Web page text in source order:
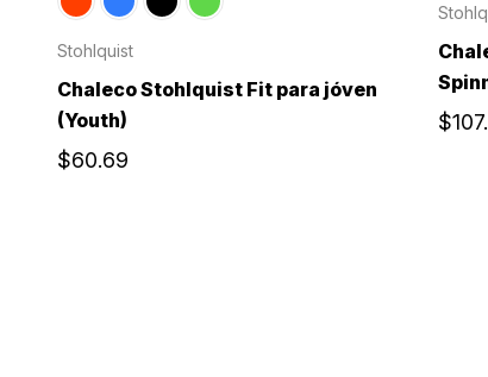
Stohlquist
Chaleco Stohlquist Fit para jóven
(Youth)
$60.69